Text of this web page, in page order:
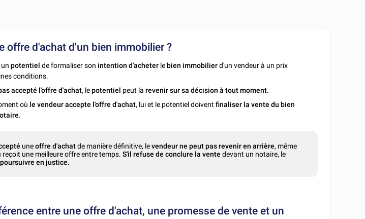
offre d'achat d'un bien immobilier ?
potentielde formaliser son intention d'acheter le bien immobilierd'un vendeur à un prix
conditions.
accepté l'offre d'achat, lepotentiel peut larevenir sur sa décision à tout moment.
où le vendeur accepte l'offre d'achat, lui et le potentiel doiventfinaliser la vente du bien
.
uneoffre d'achatde manière définitive, levendeur ne peut pas revenir en arrière, même
reçoit une meilleure offre entre temps.S'il refuse de conclure la ventedevant un notaire, le
poursuivre en justice.
entre une offre d'achat, une promesse de vente et un